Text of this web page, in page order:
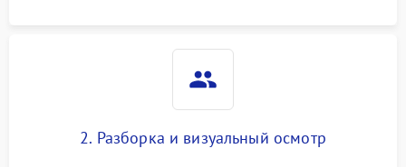
2. Разборка и визуальный осмотр